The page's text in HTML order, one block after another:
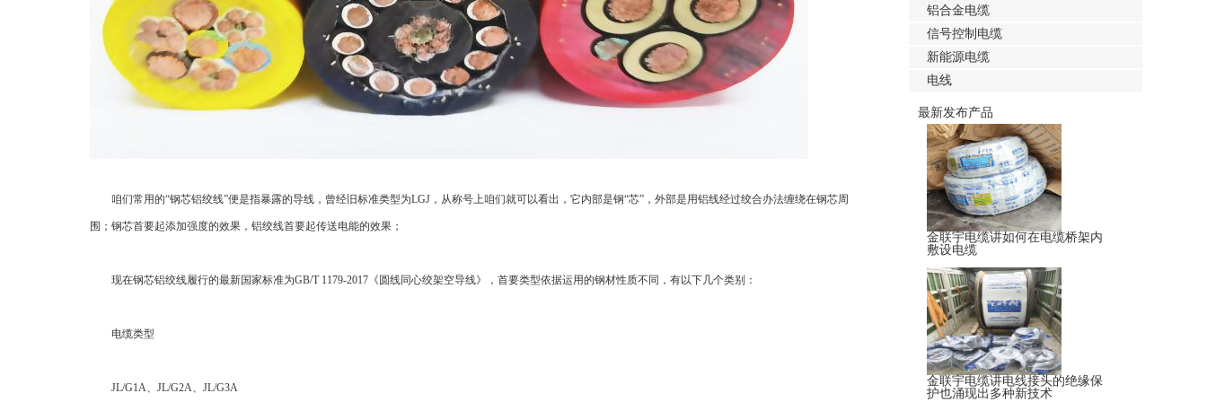
咱们常用的“钢芯铝绞线”便是指暴露的导线，曾经旧标准类型为LGJ，从称号上咱们就可以看出，它内部是钢“芯”，外部是用铝线经过绞合办法缠绕在钢芯周
围；钢芯首要起添加强度的效果，铝绞线首要起传送电能的效果；
现在钢芯铝绞线履行的最新国家标准为GB/T 1179-2017《圆线同心绞架空导线》，首要类型依据运用的钢材性质不同，有以下几个类别：
电缆类型
JL/G1A、JL/G2A、JL/G3A
铝合金电缆
信号控制电缆
新能源电缆
电线
最新发布产品
金联宇电缆讲如何在电缆桥架内
敷设电缆
金联宇电缆讲电线接头的绝缘保
护也涌现出多种新技术